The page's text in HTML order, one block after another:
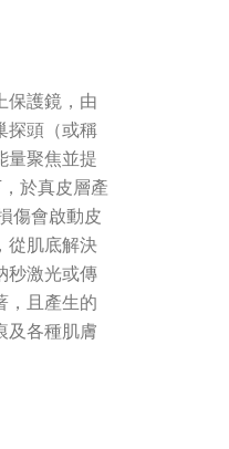
保護鏡，由
探頭（或稱
量聚焦並提
於真皮層產
傷會啟動皮
從肌底解決
秒激光或傳
，且產生的
及各種肌膚